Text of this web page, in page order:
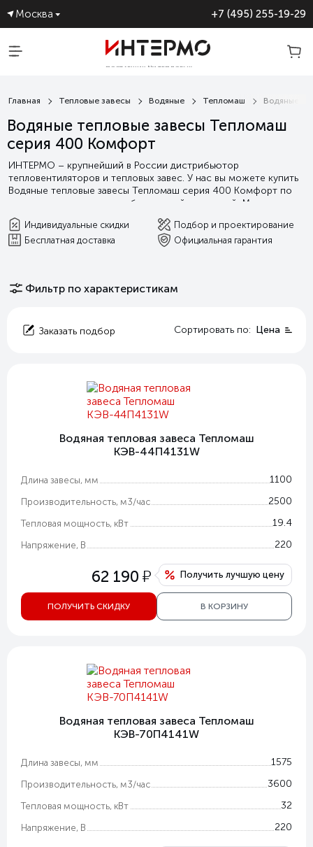
Москва +7 (495) 255-19-29
ЗАВЕС
Главная Тепловые завесы Водяные Тепломаш Водяные
Водяные тепловые завесы Тепломаш
серия 400 Комфорт
ИНТЕРМО – крупнейший в России дистрибьютор
тепловентиляторов и тепловых завес. У нас вы можете купить
Водяные тепловые завесы Тепломаш серия 400 Комфорт по
лучшим ценам на рынке с бесплатной доставкой. Мы
гарантируем выгодные условия сотрудничества, а так
индивидуальную поддержку от подбора оборудования и
проектирования, до сервисного и гарантийного
Индивидуальные скидки
Подбор и проектирование
Бесплатная доставка
Официальная гарантия
Фильтр по характеристикам
Сортировать по: Цена
Заказать подбор
Водяная тепловая завеса Тепломаш
КЭВ-44П4131W
Длина завесы, мм 1100
Производительность, м3/час 2500
Тепловая мощность, кВт 19.4
Напряжение, В 220
62 190 у Получить лучшую цену
ПОЛУЧИТЬ СКИДКУ В КОРЗИНУ
Водяная тепловая завеса Тепломаш
КЭВ-70П4141W
Длина завесы, мм 1575
Производительность, м3/час 3600
Тепловая мощность, кВт 32
Напряжение, В 220